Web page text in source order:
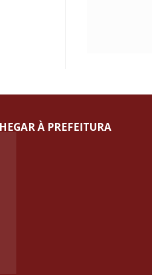
À PREFEITURA